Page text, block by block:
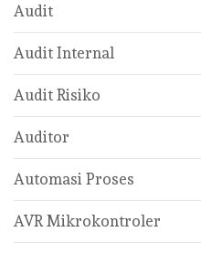
Audit
Audit Internal
Audit Risiko
Auditor
Automasi Proses
AVR Mikrokontroler